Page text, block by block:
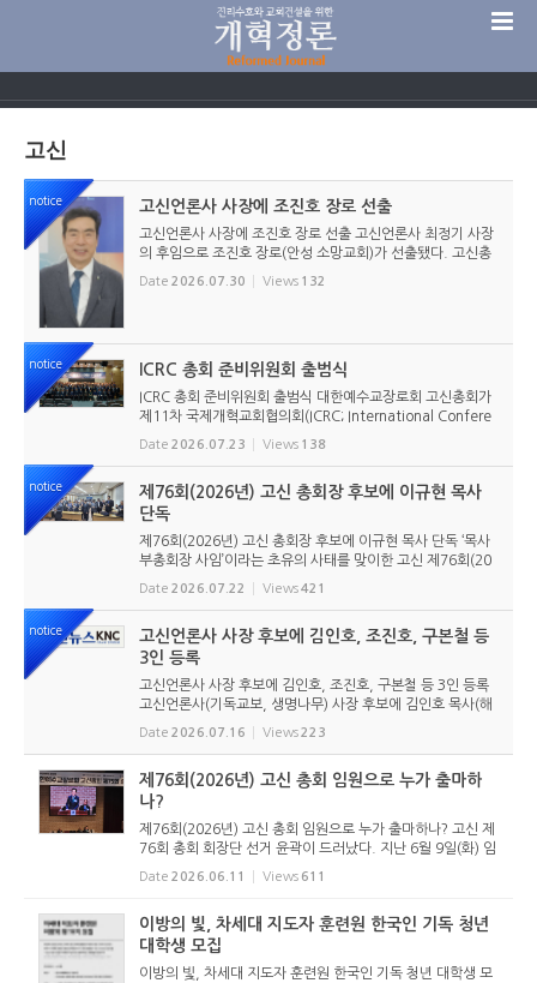
고신
notice 고신언론사 사장에 조진호 장로 선출
고신언론사 사장에 조진호 장로 선출 고신언론사 최정기 사장
의 후임으로 조진호 장로(안성 소망교회)가 선출됐다. 고신총
회 유지재단 이사회는 2026년 7월 30일(목) 오전 11시 고신
총회회관 3층에서 임시이사회를 열고, 조진호 장로를 차기 사
Date 2026.07.30 Views 132
notice ICRC 총회 준비위원회 출범식
ICRC 총회 준비위원회 출범식 대한예수교장로회 고신총회가
제11차 국제개혁교회협의회(ICRC; International Confere
nce of Reformed Churches) 총회를 앞두고 본격적인 준비
에 들어갔다. 2026년 7월 20일 서울 남서울교회에서 ‘ICRC
Date 2026.07.23 Views 138
notice
제76회(2026년) 고신 총회장 후보에 이규현 목사
단독
제76회(2026년) 고신 총회장 후보에 이규현 목사 단독 ‘목사
부총회장 사임’이라는 초유의 사태를 맞이한 고신 제76회(20
26년) 총회장 후보에 이규현 목사(인천노회) 단독으로 입후보
했다. 6월 9일 경남마산노회의 추천을 받아 입후보했던 강영
Date 2026.07.22 Views421
notice
고신언론사 사장 후보에 김인호, 조진호, 구본철 등
3인 등록
고신언론사 사장 후보에 김인호, 조진호, 구본철 등 3인 등록
고신언론사(기독교보, 생명나무) 사장 후보에 김인호 목사(해
오름교회), 조진호 장로(소망교회), 구본철 장로(남서울교회)
가 등록했다. 당초 김희종 목사(유호교회)도 거론되었으나 최
Date 2026.07.16 Views223
제76회(2026년) 고신 총회 임원으로 누가 출마하
나?
제76회(2026년) 고신 총회 임원으로 누가 출마하나? 고신 제
76회 총회 회장단 선거 윤곽이 드러났다. 지난 6월 9일(화) 임
시노회를 통해 총회장 후보 2명, 목사부총회장 후보 1명, 장로
부총회장 후보 2명이 각각 해당노회의 추천을 받았다. 임시노
Date 2026.06.11 Views 611
이방의 빛, 차세대 지도자 훈련원 한국인 기독 청년
대학생 모집
이방의 빛, 차세대 지도자 훈련원 한국인 기독 청년 대학생 모
Sketchbook5, 스케치북5
Sketchbook5, 스케치북5